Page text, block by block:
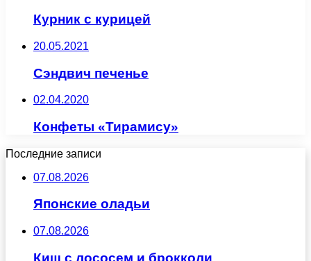
Курник с курицей
20.05.2021
Сэндвич печенье
02.04.2020
Конфеты «Тирамису»
Последние записи
07.08.2026
Японские оладьи
07.08.2026
Киш с лососем и брокколи